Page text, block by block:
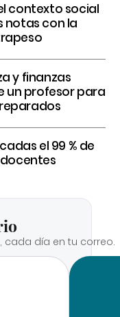
contexto social
notas con la
y finanzas
un profesor para
el 99 % de
cada día en tu correo.